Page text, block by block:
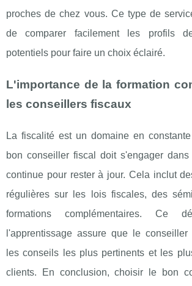
proches de chez vous. Ce type de
de comparer facilement les profils
potentiels pour faire un choix éclairé.
L'importance de la formation
les conseillers fiscaux
La fiscalité est un domaine en
bon conseiller fiscal doit s'engager dans
continue pour rester à jour. Cela inclut
régulières sur les lois fiscales, des
formations complémentaires. Ce
l'apprentissage assure que le
les conseils les plus pertinents et les
clients. En conclusion, choisir le bon